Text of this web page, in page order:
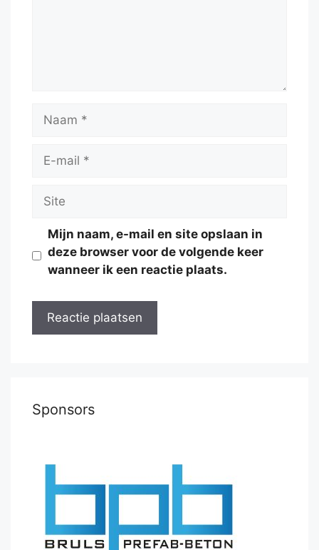
Naam
Site
Mijn naam, e-mail en site opslaan in
deze browser voor de volgende keer
wanneer ik een reactie plaats.
Sponsors